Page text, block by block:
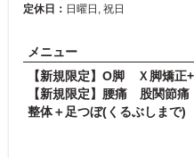
定休日： 日曜日, 祝日
メニュー
整体＋足つぼ(くるぶしまで)